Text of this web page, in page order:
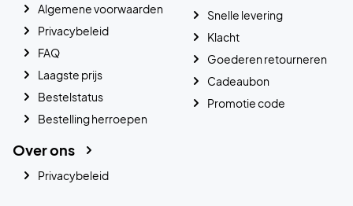
Algemene voorwaarden
Privacybeleid
FAQ
Laagste prijs
Bestelstatus
Bestelling herroepen
Snelle levering
Klacht
Goederen retourneren
Cadeaubon
Promotie code
Over ons
Privacybeleid